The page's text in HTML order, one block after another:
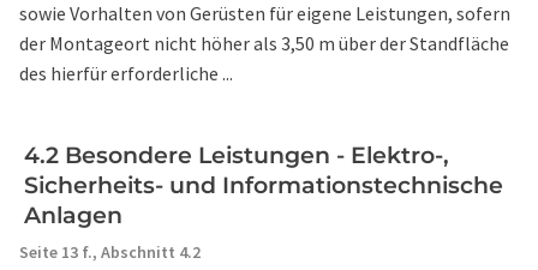
sowie Vorhalten von Gerüsten für eigene Leistungen, sofern
der Montageort nicht höher als 3,50 m über der Standfläche
des hierfür erforderliche ...
4.2 Besondere Leistungen - Elektro-,
Sicherheits- und Informationstechnische
Anlagen
Seite 13 f., Abschnitt 4.2